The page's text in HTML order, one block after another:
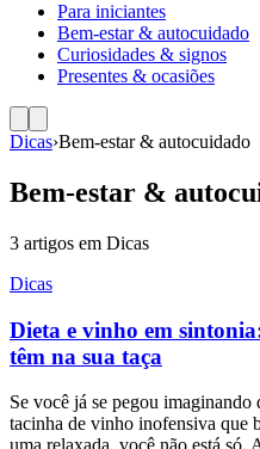
Para iniciantes
Bem-estar & autocuidado
Curiosidades & signos
Presentes & ocasiões
Dicas›Bem-estar & autocuidado
Bem-estar &
3 artigos em Dicas
Dicas
Dieta e vinho em
têm na sua taça
Se você já se pegou imaginando
tacinha de vinho inofensiva que